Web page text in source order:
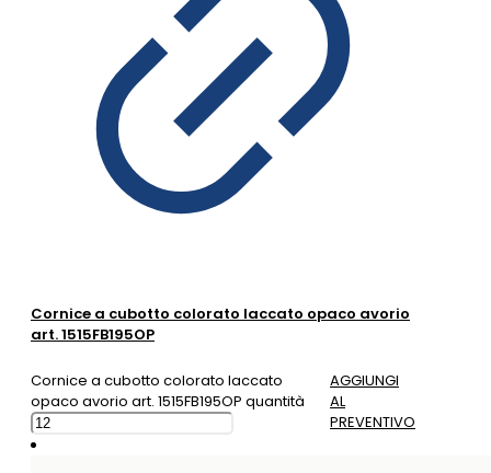
Cornice a cubotto colorato laccato opaco avorio
art. 1515FB195OP
Cornice a cubotto colorato laccato
opaco avorio art. 1515FB195OP quantità
AGGIUNGI
AL
PREVENTIVO